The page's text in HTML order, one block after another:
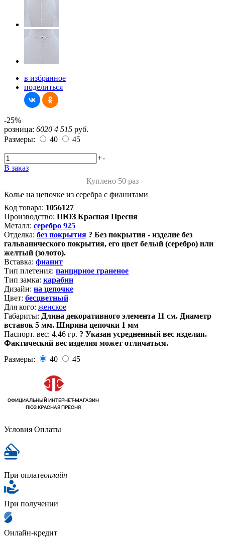
в избранное
поделиться
-25%
розница: 6020 4 515 руб.
Размеры:
40 45
+-
В заказ
Куплено 50 раз
Колье на цепочке из серебра с фианитами
Код товара: 1056127
Производство: ПЮЗ Красная Пресня
Металл: серебро 925
Отделка: без покрытия ? Без покрытия - изделие без
гальванического покрытия, его цвет белый (серебро) или
желтый (золото).
Вставка: фианит
Тип плетения: панцирное граненое
Тип замка: карабин
Дизайн: на цепочке
Цвет: бесцветный
Для кого: женское
Габариты: Длина декоративного элемента 11 см. Диаметр
вставок 5 мм. Ширина цепочки 1 мм
Паспорт. вес: 4.46 гр. ? Указан усредненный вес изделия.
Фактический вес изделия может отличаться.
Размеры:
40 45
Условия Оплаты
При оплатеонлайн
При получении
Онлайн-кредит